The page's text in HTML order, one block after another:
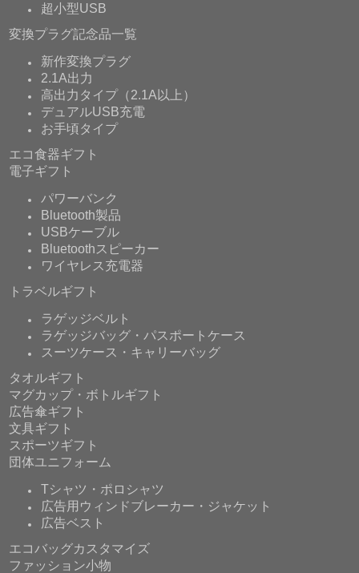
超小型USB
変換プラグ記念品一覧
新作変換プラグ
2.1A出力
高出力タイプ（2.1A以上）
デュアルUSB充電
お手頃タイプ
エコ食器ギフト
電子ギフト
パワーバンク
Bluetooth製品
USBケーブル
Bluetoothスピーカー
ワイヤレス充電器
トラベルギフト
ラゲッジベルト
ラゲッジバッグ・パスポートケース
スーツケース・キャリーバッグ
タオルギフト
マグカップ・ボトルギフト
広告傘ギフト
文具ギフト
スポーツギフト
団体ユニフォーム
Tシャツ・ポロシャツ
広告用ウィンドブレーカー・ジャケット
広告ベスト
エコバッグカスタマイズ
ファッション小物